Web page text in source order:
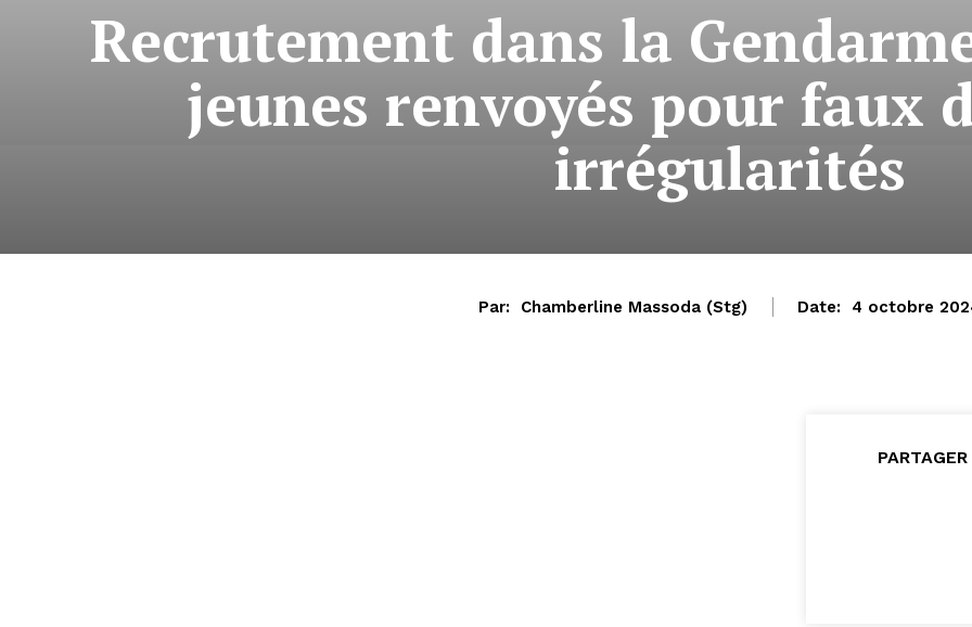
Recrutement dans la
jeunes renvoyés pour faux
irrégularités
Par: Chamberline Massoda (Stg) Date: 4 octobre
PARTAGER